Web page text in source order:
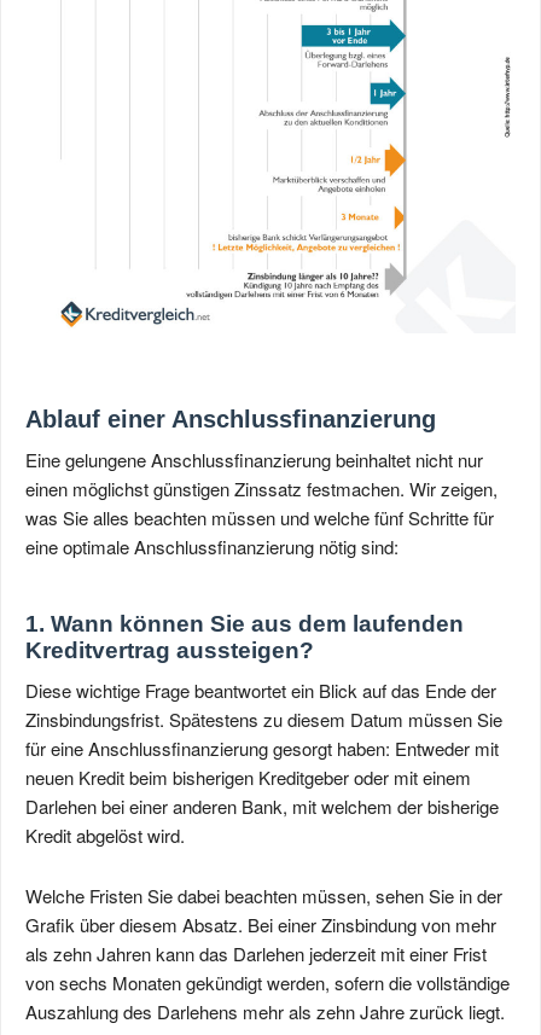
Ablauf einer Anschlussfinanzierung
Eine gelungene Anschlussfinanzierung beinhaltet nicht nur
einen möglichst günstigen Zinssatz festmachen. Wir zeigen,
was Sie alles beachten müssen und welche fünf Schritte für
eine optimale Anschlussfinanzierung nötig sind:
1. Wann können Sie aus dem laufenden
Kreditvertrag aussteigen?
Diese wichtige Frage beantwortet ein Blick auf das Ende der
Zinsbindungsfrist. Spätestens zu diesem Datum müssen Sie
für eine Anschlussfinanzierung gesorgt haben: Entweder mit
neuen Kredit beim bisherigen Kreditgeber oder mit einem
Darlehen bei einer anderen Bank, mit welchem der bisherige
Kredit abgelöst wird.
Welche Fristen Sie dabei beachten müssen, sehen Sie in der
Grafik über diesem Absatz. Bei einer Zinsbindung von mehr
als zehn Jahren kann das Darlehen jederzeit mit einer Frist
von sechs Monaten gekündigt werden, sofern die vollständige
Auszahlung des Darlehens mehr als zehn Jahre zurück liegt.